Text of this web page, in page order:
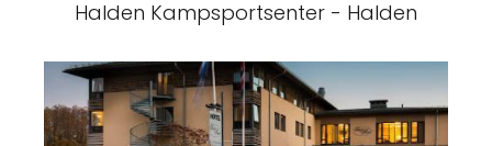
Halden Kampsportsenter - Halden